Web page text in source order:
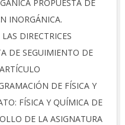
PROPUESTA DE
INORGÁNICA.
DIRECTRICES
DE SEGUIMIENTO DE
DE FÍSICA Y
FÍSICA Y QUÍMICA DE
DE LA ASIGNATURA